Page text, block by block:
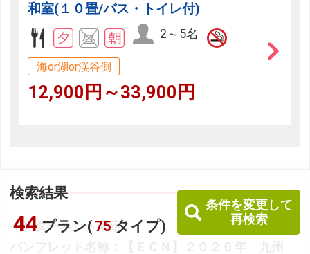
検索結果
44 プラン( 75 タイプ)
条件を変更して
再検索
和室(１０畳/バス・トイレ付)
2～5名
海or湖or渓谷側
12,900円～33,900円
インターネット限定